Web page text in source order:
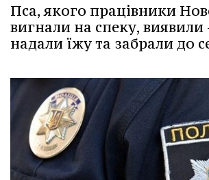
Пса, якого працівники
вигнали на спеку,
надали їжу та забрали до